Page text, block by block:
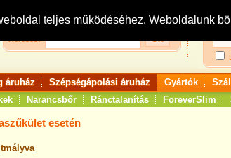
teljes működéséhez. Weboldalunk
Keresés:
áruház Szépségápolási áruház Gyártók
Narancsbőr Ránctalanítás ForeverSlim
esetén